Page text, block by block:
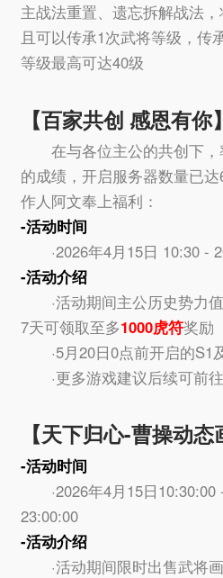
主战法重置、遗忘拆解战法，
且可以传承1次武将等级，传
等级最高可达40级
【百家共创 感恩有你】
在与各位主公的共创下，
的成绩，开启服务器数量已
作人阿文奉上福利：
-活动时间
·2026年4月15日 10:30 -
-活动介绍
·活动期间主公历史势力
7天可领取至多1000虎符奖励
·5月20日0点前开启的S1
·更多游戏建议后续可前
【天下归心-曹操动态
-活动时间
·2026年4月15日10:30:00
23:00:00
-活动介绍
·活动期间限时出售武将画